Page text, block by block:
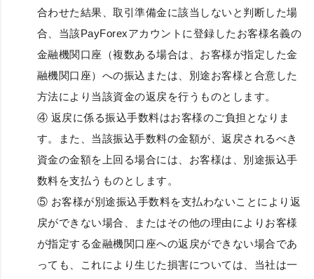
合わせた結果、取引準備金に該当しないと判断した場
合、当該PayForexアカウントに登録したお客様名義の
金融機関口座（複数ある場合は、お客様が指定した金
融機関口座）への振込または、別途お客様と合意した
方法により当該資金の返戻を行うものとします。
④ 返戻に係る振込手数料はお客様のご負担となりま
す。また、当該振込手数料の金額が、返戻されるべき
資金の金額を上回る場合には、お客様は、別途振込手
数料を支払うものとします。
⑤ お客様が別途振込手数料を支払わないことにより返
戻ができない場合、またはその他の理由によりお客様
が指定する金融機関口座への返戻ができない場合であ
っても、これにより生じた損害については、当社は一